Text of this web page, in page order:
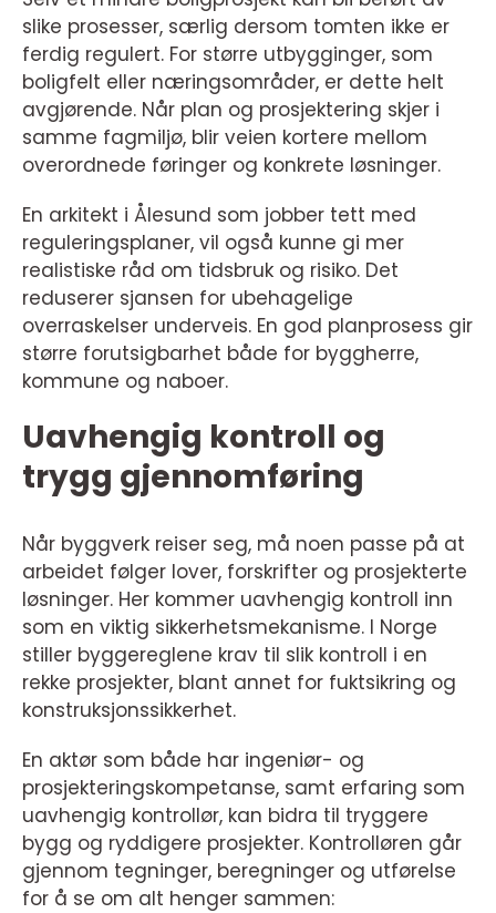
slike prosesser, særlig dersom tomten ikke er
ferdig regulert. For større utbygginger, som
boligfelt eller næringsområder, er dette helt
avgjørende. Når plan og prosjektering skjer i
samme fagmiljø, blir veien kortere mellom
overordnede føringer og konkrete løsninger.
En arkitekt i Ålesund som jobber tett med
reguleringsplaner, vil også kunne gi mer
realistiske råd om tidsbruk og risiko. Det
reduserer sjansen for ubehagelige
overraskelser underveis. En god planprosess gir
større forutsigbarhet både for byggherre,
kommune og naboer.
Uavhengig kontroll og
trygg gjennomføring
Når byggverk reiser seg, må noen passe på at
arbeidet følger lover, forskrifter og prosjekterte
løsninger. Her kommer uavhengig kontroll inn
som en viktig sikkerhetsmekanisme. I Norge
stiller byggereglene krav til slik kontroll i en
rekke prosjekter, blant annet for fuktsikring og
konstruksjonssikkerhet.
En aktør som både har ingeniør- og
prosjekteringskompetanse, samt erfaring som
uavhengig kontrollør, kan bidra til tryggere
bygg og ryddigere prosjekter. Kontrolløren går
gjennom tegninger, beregninger og utførelse
for å se om alt henger sammen: